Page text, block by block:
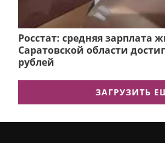
Росстат: средняя зарплата
Саратовской области
рублей
ЗАГРУЗИТЬ